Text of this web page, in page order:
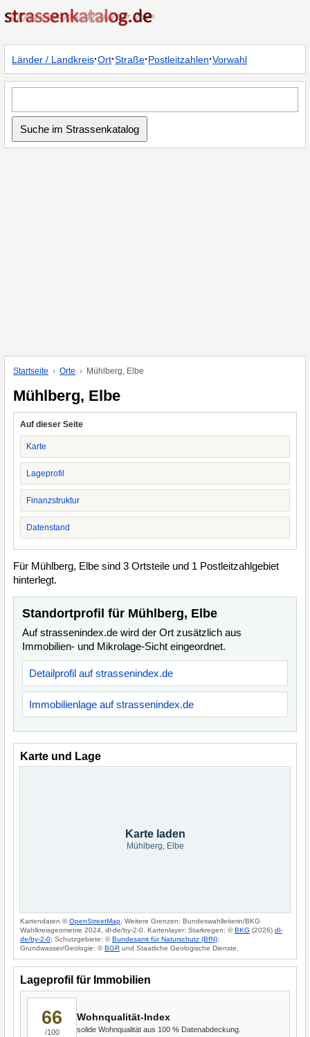
Länder / Landkreis·Ort·Straße·Postleitzahlen·Vorwahl
Startseite Orte Mühlberg, Elbe
Mühlberg, Elbe
Auf dieser Seite
Karte
Lageprofil
Finanzstruktur
Datenstand
Für Mühlberg, Elbe sind 3 Ortsteile und 1 Postleitzahlgebiet
hinterlegt.
Standortprofil für Mühlberg, Elbe
Auf strassenindex.de wird der Ort zusätzlich aus
Immobilien- und Mikrolage-Sicht eingeordnet.
Detailprofil auf strassenindex.de
Immobilienlage auf strassenindex.de
Karte und Lage
Karte laden
Mühlberg, Elbe
Kartendaten ©OpenStreetMap . Weitere Grenzen: Bundeswahlleiterin/BKG
Wahlkreisgeometrie 2024, dl-de/by-2-0. Kartenlayer: Starkregen: ©BKG (2026) dl-
de/by-2-0; Schutzgebiete: ©Bundesamt für Naturschutz (BfN);
Grundwasser/Geologie: ©BGR und Staatliche Geologische Dienste.
Lageprofil für Immobilien
66
/100
Wohnqualität-Index
solide Wohnqualität aus 100 % Datenabdeckung.